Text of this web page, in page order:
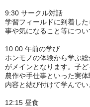
9:30 サークル対話
学習フィールドに到着し
事や気になること等につい
10:00 午前の学び
ホンモノの体験から学ぶ
がメインとなります。子
農作や手仕事といった実
内容と結び付けて学んでい
12:15 昼食